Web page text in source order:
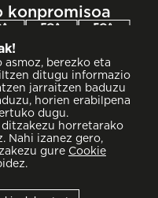
konpromisoa
berezko eta
ditugu informazio
jarraitzen baduzu
horien erabilpena
dugu.
horretarako
Nahi izanez gero,
gure Cookie